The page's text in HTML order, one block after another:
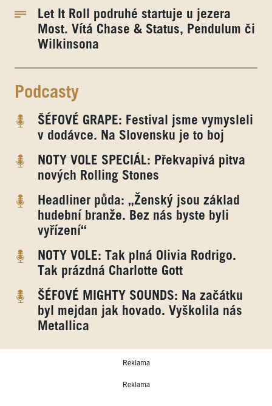
Let It Roll podruhé startuje u jezera
Most. Vítá Chase & Status, Pendulum či
Wilkinsona
Podcasty
ŠÉFOVÉ GRAPE: Festival jsme vymysleli
v dodávce. Na Slovensku je to boj
NOTY VOLE SPECIÁL: Překvapivá pitva
nových Rolling Stones
Headliner půda: „Ženský jsou základ
hudební branže. Bez nás byste byli
vyřízení“
NOTY VOLE: Tak plná Olivia Rodrigo.
Tak prázdná Charlotte Gott
ŠÉFOVÉ MIGHTY SOUNDS: Na začátku
byl mejdan jak hovado. Vyškolila nás
Metallica
Reklama
Reklama